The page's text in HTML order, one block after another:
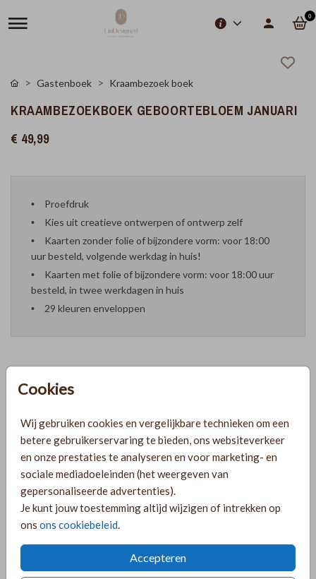
0
Cookies
Wij gebruiken cookies en vergelijkbare technieken om een
betere gebruikerservaring te bieden, ons websiteverkeer
en onze prestaties te analyseren en voor marketing- en
sociale mediadoeleinden (het weergeven van
gepersonaliseerde advertenties).
Je kunt jouw toestemming altijd wijzigen of intrekken op
ons ons cookiebeleid.
Accepteren
Gastenboek Kraambezoek boek
KRAAMBEZOEKBOEK GEBOORTEBLOEM JANUARI
€ 49,99
Proefdruk
Kies uit creatieve ontwerpen of ontwerp zelf
Kaarten zonder folie of bijzondere vorm: voor 18:00
uur besteld, volgende werkdag in huis!
Kaarten met folie of bijzondere vorm: voor 18:00 uur
besteld, in twee werkdagen in huis
29 kleuren enveloppen
Prijzen
PRODUCTINFORMATIE
OMSCHRIJVING
Kraambezoekboek passend bij jou geboortekaartje. Bewerk
het kraambezoekboek naar wens in de editor.
COLLECTIE